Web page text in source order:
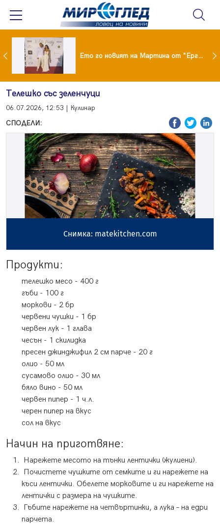
И Ники Кънчев се разведе тайно като Геро Ето го новият на Мартина от "Ергенът"
Телешко със зеленчуци
06.07.2026, 12:53 | Кулинар
СПОДЕЛИ:
Снимка: matekitchen.com
Продукти:
телешко месо - 400 г
гъби - 100 г
моркови - 2 бр
червени чушки - 1 бр
червен лук - 1 глава
чесън - 1 скилидка
пресен джинджифил 2 см парче - 20 г
олио - 50 мл
сусамово олио - 30 мл
бяло вино - 50 мл
червен пипер - 1 ч.л.
черен пипер на вкус
сол на вкус
Начин на приготвяне:
Нарежете месото на тънки лентички (жулиени).
Почистете чушките от семките и ги нарежете на
къси лентички. Обелете морковите и ги нарежете на
лентички с размера на чушките.
Гъбите нарежете на четвъртинки, а лука – на едри
парчета.